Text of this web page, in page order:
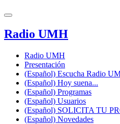
Radio UMH
Radio UMH
Presentación
(Español) Escucha Radio
(Español) Hoy suena...
(Español) Programas
(Español) Usuarios
(Español) SOLICITA TU
(Español) Novedades